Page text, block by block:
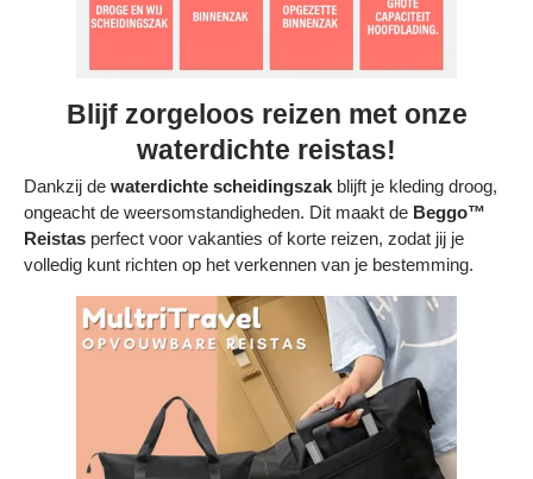
Blijf zorgeloos reizen met onze
waterdichte reistas!
Dankzij de waterdichte scheidingszak blijft je kleding droog,
ongeacht de weersomstandigheden. Dit maakt de Beggo™
Reistas perfect voor vakanties of korte reizen, zodat jij je
volledig kunt richten op het verkennen van je bestemming.